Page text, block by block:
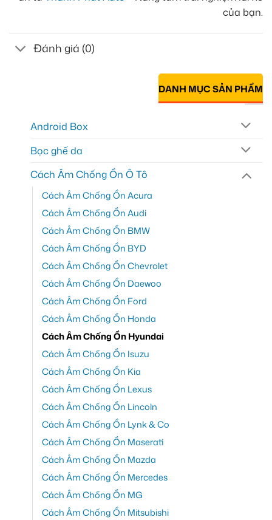
của bạn.
Đánh giá (0)
DANH MỤC SẢN PHẨM
Android Box
Bọc ghế da
Cách Âm Chống Ồn Ô Tô
Cách Âm Chống Ồn Acura
Cách Âm Chống Ồn Audi
Cách Âm Chống Ồn BMW
Cách Âm Chống Ồn BYD
Cách Âm Chống Ồn Chevrolet
Cách Âm Chống Ồn Daewoo
Cách Âm Chống Ồn Ford
Cách Âm Chống Ồn Honda
Cách Âm Chống Ồn Hyundai
Cách Âm Chống Ồn Isuzu
Cách Âm Chống Ồn Kia
Cách Âm Chống Ồn Lexus
Cách Âm Chống Ồn Lincoln
Cách Âm Chống Ồn Lynk & Co
Cách Âm Chống Ồn Maserati
Cách Âm Chống Ồn Mazda
Cách Âm Chống Ồn Mercedes
Cách Âm Chống Ồn MG
Cách Âm Chống Ồn Mitsubishi